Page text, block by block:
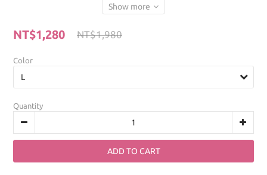
Show more
NT$1,280 NT$1,980
Color
Quantity
ADD TO CART